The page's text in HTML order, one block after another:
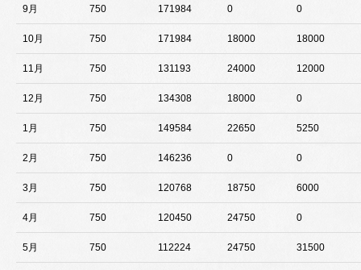
9月 750 171984 0 0
10月 750 171984 18000 18000
11月 750 131193 24000 12000
12月 750 134308 18000 0
1月 750 149584 22650 5250
2月 750 146236 0 0
3月 750 120768 18750 6000
4月 750 120450 24750 0
5月 750 112224 24750 31500